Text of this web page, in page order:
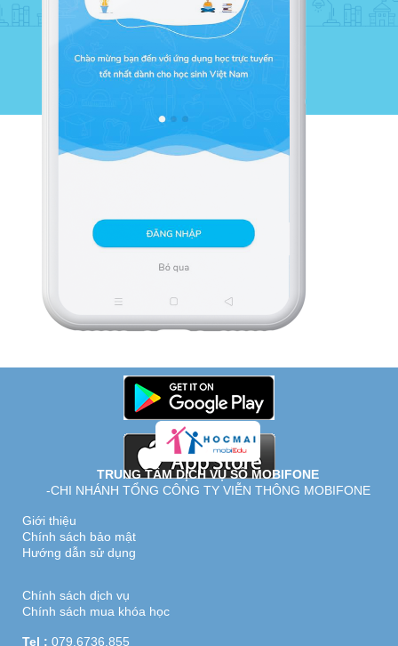
TRUNG TÂM DỊCH VỤ SỐ MOBIFONE
-CHI NHÁNH TỔNG CÔNG TY VIỄN THÔNG MOBIFONE
Giới thiệu
Chính sách bảo mật
Hướng dẫn sử dụng
Chính sách dịch vụ
Chính sách mua khóa học
Tel : 079.6736.855